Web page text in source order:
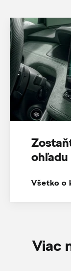
ohľadu
Všetko o
Viac